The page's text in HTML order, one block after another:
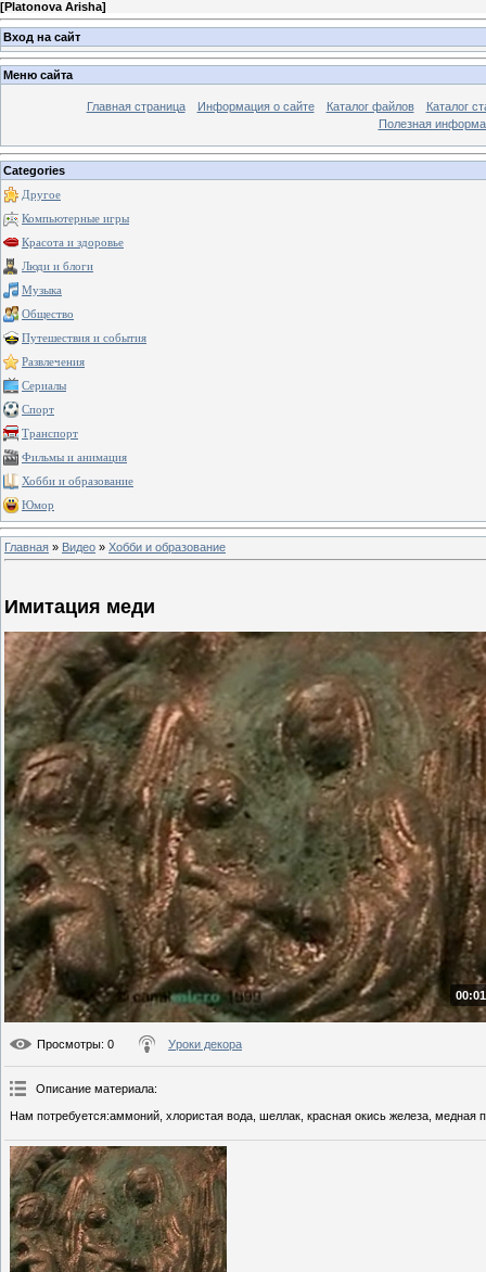
[Platonova Arisha]
Вход на сайт
Меню сайта
Главная страница Информация о сайте Каталог файлов
Каталог
Полезная
Categories
Другое
Компьютерные игры
Красота и здоровье
Люди и блоги
Музыка
Общество
Путешествия и события
Развлечения
Сериалы
Спорт
Транспорт
Фильмы и анимация
Хобби и образование
Юмор
Главная » Видео » Хобби и образование
Имитация меди
Просмотры: 0 Уроки декора
Описание материала:
Нам потребуется:аммоний, хлористая вода, шеллак, красная окись железа, медная